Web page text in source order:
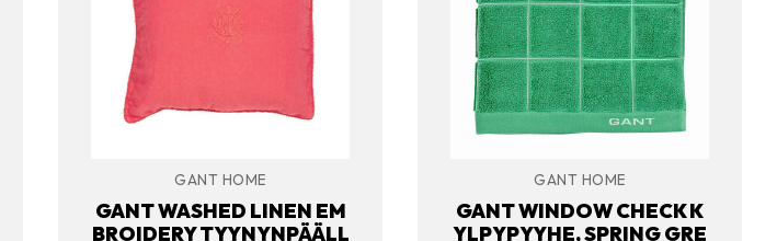
GANT HOME
GANT WASHED LINEN EM
BROIDERY TYYNYNPÄÄLL
GANT HOME
GANT WINDOW CHECK K
YLPYPYYHE, SPRING GRE